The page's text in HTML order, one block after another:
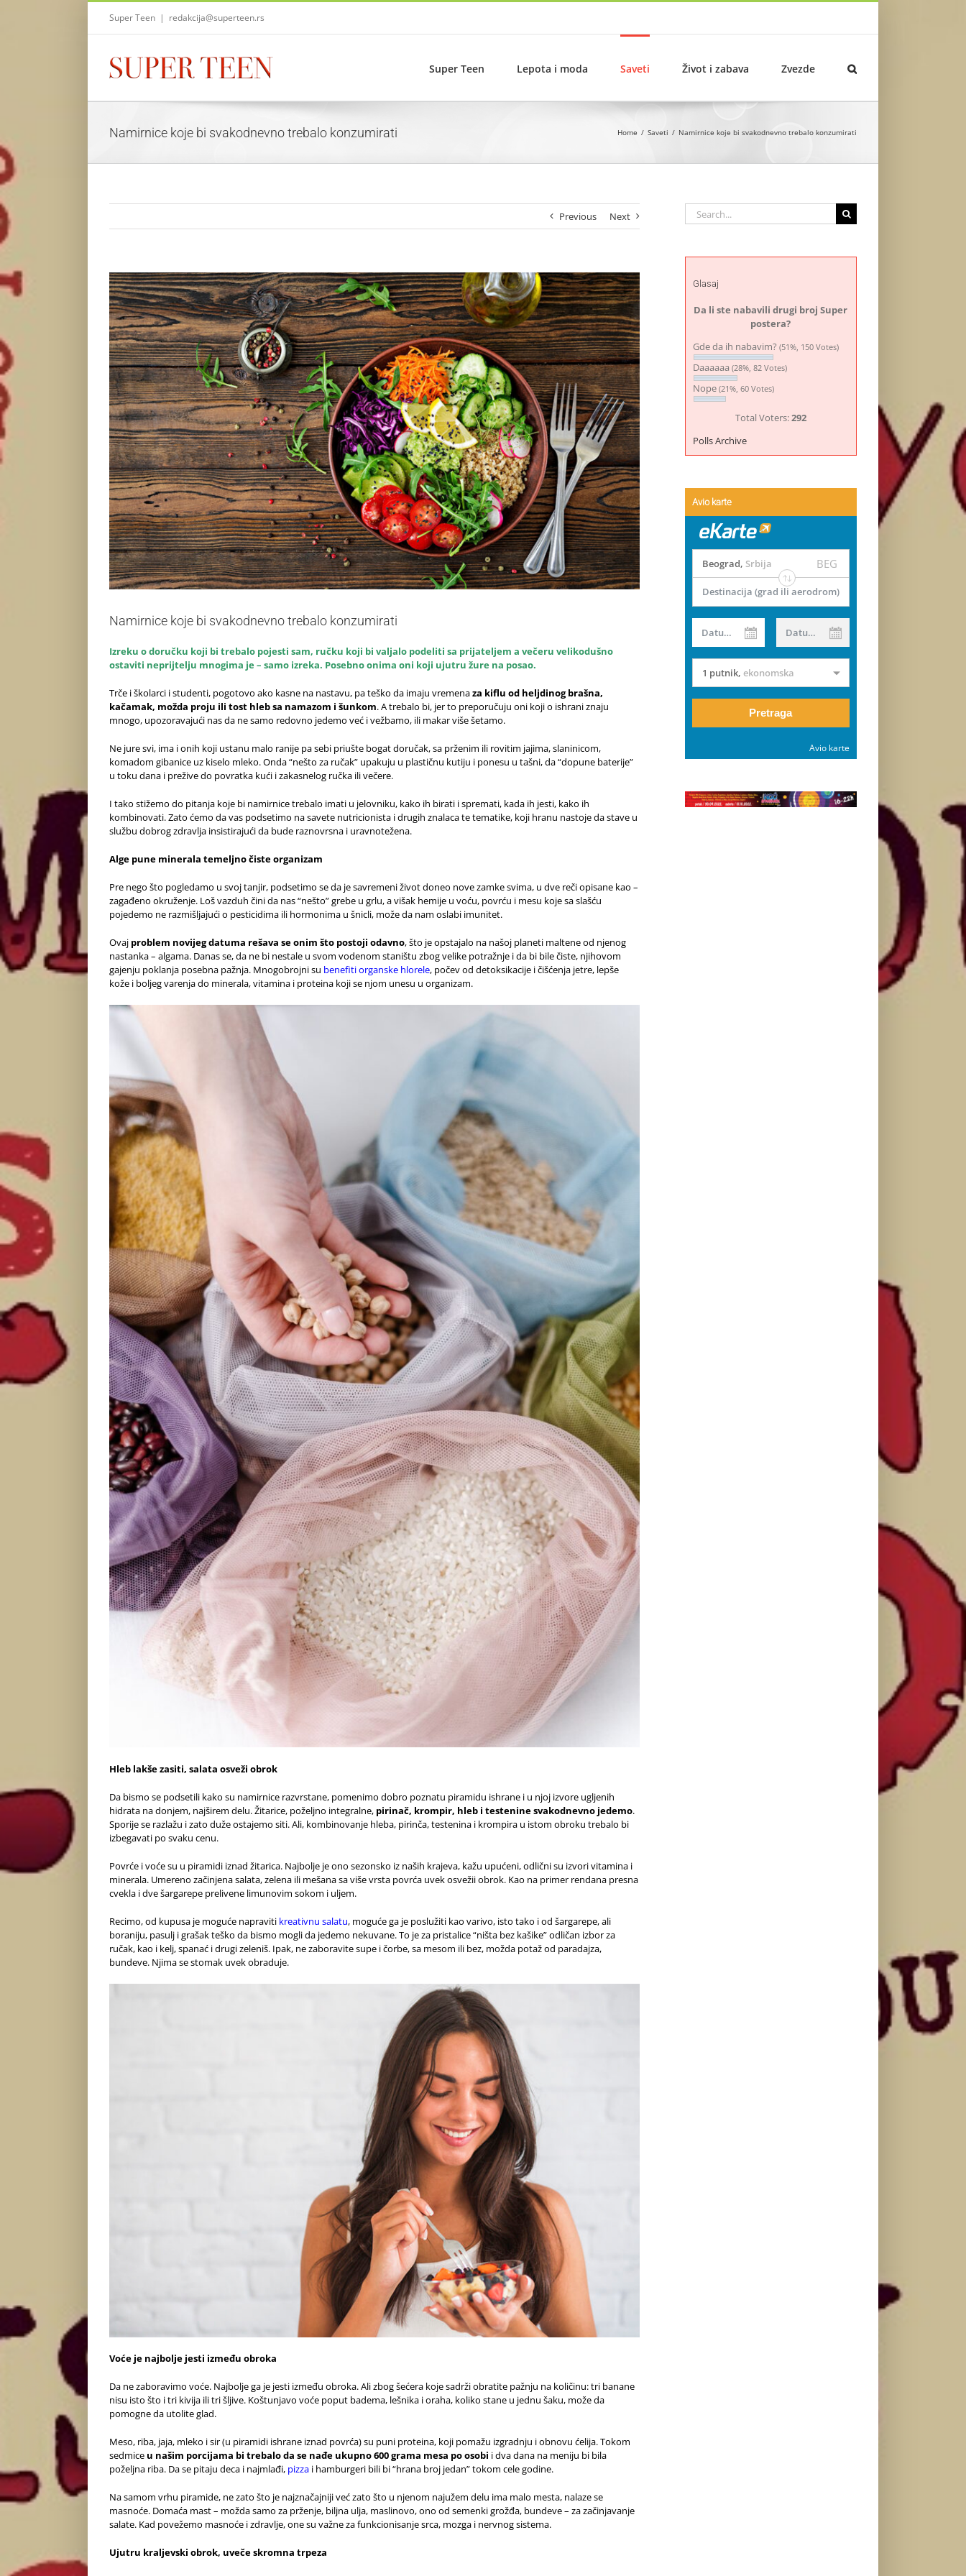
Super Teen | redakcija@superteen.rs
Super Teen Lepota i moda Saveti Život i zabava Zvezde
Namirnice koje bi svakodnevno trebalo konzumirati Home Saveti Namirnice koje bi svakodnevno trebalo konzumirati
Previous Next
View
Larger
Image
Namirnice koje bi svakodnevno trebalo konzumirati
Izreku o doručku koji bi trebalo pojesti sam, ručku koji bi valjalo podeliti sa prijateljem a večeru velikodušno
ostaviti neprijtelju mnogima je – samo izreka. Posebno onima oni koji ujutru žure na posao.
Trče i školarci i studenti, pogotovo ako kasne na nastavu, pa teško da imaju vremenaza kiflu od heljdinog brašna,
kačamak, možda proju ili tost hleb sa namazom i šunkom. A trebalo bi, jer to preporučuju oni koji o ishrani znaju
mnogo, upozoravajući nas da ne samo redovno jedemo već i vežbamo, ili makar više šetamo.
Ne jure svi, ima i onih koji ustanu malo ranije pa sebi priušte bogat doručak, sa prženim ili rovitim jajima, slaninicom,
komadom gibanice uz kiselo mleko. Onda “nešto za ručak” upakuju u plastičnu kutiju i ponesu u tašni, da “dopune baterije”
u toku dana i prežive do povratka kući i zakasnelog ručka ili večere.
I tako stižemo do pitanja koje bi namirnice trebalo imati u jelovniku, kako ih birati i spremati, kada ih jesti, kako ih
kombinovati. Zato ćemo da vas podsetimo na savete nutricionista i drugih znalaca te tematike, koji hranu nastoje da stave u
službu dobrog zdravlja insistirajući da bude raznovrsna i uravnotežena.
Alge pune minerala temeljno čiste organizam
Pre nego što pogledamo u svoj tanjir, podsetimo se da je savremeni život doneo nove zamke svima, u dve reči opisane kao –
zagađeno okruženje. Loš vazduh čini da nas “nešto” grebe u grlu, a višak hemije u voću, povrću i mesu koje sa slašću
pojedemo ne razmišljajući o pesticidima ili hormonima u šnicli, može da nam oslabi imunitet.
Ovaj problem novijeg datuma rešava se onim što postoji odavno, što je opstajalo na našoj planeti maltene od njenog
nastanka – algama. Danas se, da ne bi nestale u svom vodenom staništu zbog velike potražnje i da bi bile čiste, njihovom
gajenju poklanja posebna pažnja. Mnogobrojni su benefiti organske hlorele, počev od detoksikacije i čišćenja jetre, lepše
kože i boljeg varenja do minerala, vitamina i proteina koji se njom unesu u organizam.
Hleb lakše zasiti, salata osveži obrok
Da bismo se podsetili kako su namirnice razvrstane, pomenimo dobro poznatu piramidu ishrane i u njoj izvore ugljenih
hidrata na donjem, najširem delu. Žitarice, poželjno integralne, pirinač, krompir, hleb i testenine svakodnevno jedemo.
Sporije se razlažu i zato duže ostajemo siti. Ali, kombinovanje hleba, pirinča, testenina i krompira u istom obroku trebalo bi
izbegavati po svaku cenu.
Povrće i voće su u piramidi iznad žitarica. Najbolje je ono sezonsko iz naših krajeva, kažu upućeni, odlični su izvori vitamina i
minerala. Umereno začinjena salata, zelena ili mešana sa više vrsta povrća uvek osvežii obrok. Kao na primer rendana presna
cvekla i dve šargarepe prelivene limunovim sokom i uljem.
Recimo, od kupusa je moguće napraviti kreativnu salatu, moguće ga je poslužiti kao varivo, isto tako i od šargarepe, ali
boraniju, pasulj i grašak teško da bismo mogli da jedemo nekuvane. To je za pristalice “ništa bez kašike” odličan izbor za
ručak, kao i kelj, spanać i drugi zeleniš. Ipak, ne zaboravite supe i čorbe, sa mesom ili bez, možda potaž od paradajza,
bundeve. Njima se stomak uvek obraduje.
Voće je najbolje jesti između obroka
Da ne zaboravimo voće. Najbolje ga je jesti između obroka. Ali zbog šećera koje sadrži obratite pažnju na količinu: tri banane
nisu isto što i tri kivija ili tri šljive. Koštunjavo voće poput badema, lešnika i oraha, koliko stane u jednu šaku, može da
pomogne da utolite glad.
Meso, riba, jaja, mleko i sir (u piramidi ishrane iznad povrća) su puni proteina, koji pomažu izgradnju i obnovu ćelija. Tokom
sedmice u našim porcijama bi trebalo da se nađe ukupno 600 grama mesa po osobi i dva dana na meniju bi bila
poželjna riba. Da se pitaju deca i najmlađi, pizza i hamburgeri bili bi “hrana broj jedan” tokom cele godine.
Na samom vrhu piramide, ne zato što je najznačajniji već zato što u njenom najužem delu ima malo mesta, nalaze se
masnoće. Domaća mast – možda samo za prženje, biljna ulja, maslinovo, ono od semenki grožđa, bundeve – za začinjavanje
salate. Kad povežemo masnoće i zdravlje, one su važne za funkcionisanje srca, mozga i nervnog sistema.
Ujutru kraljevski obrok, uveče skromna trpeza
Search
for:
Glasaj
Da li ste nabavili drugi broj Super
postera?
Gde da ih nabavim? (51%, 150 Votes)
Daaaaaa (28%, 82 Votes)
Nope (21%, 60 Votes)
Total Voters:292
Polls Archive
Avio karte
Beograd, Srbija BEG
Destinacija (grad ili aerodrom)
Datum od Datum do
1 putnik, ekonomska
Pretraga
Avio karte